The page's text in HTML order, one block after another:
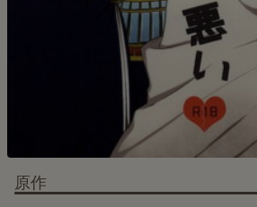
原作